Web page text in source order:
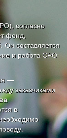
согласно
фонд,
Он составляется
и работа СРО
—
заказчиками
в